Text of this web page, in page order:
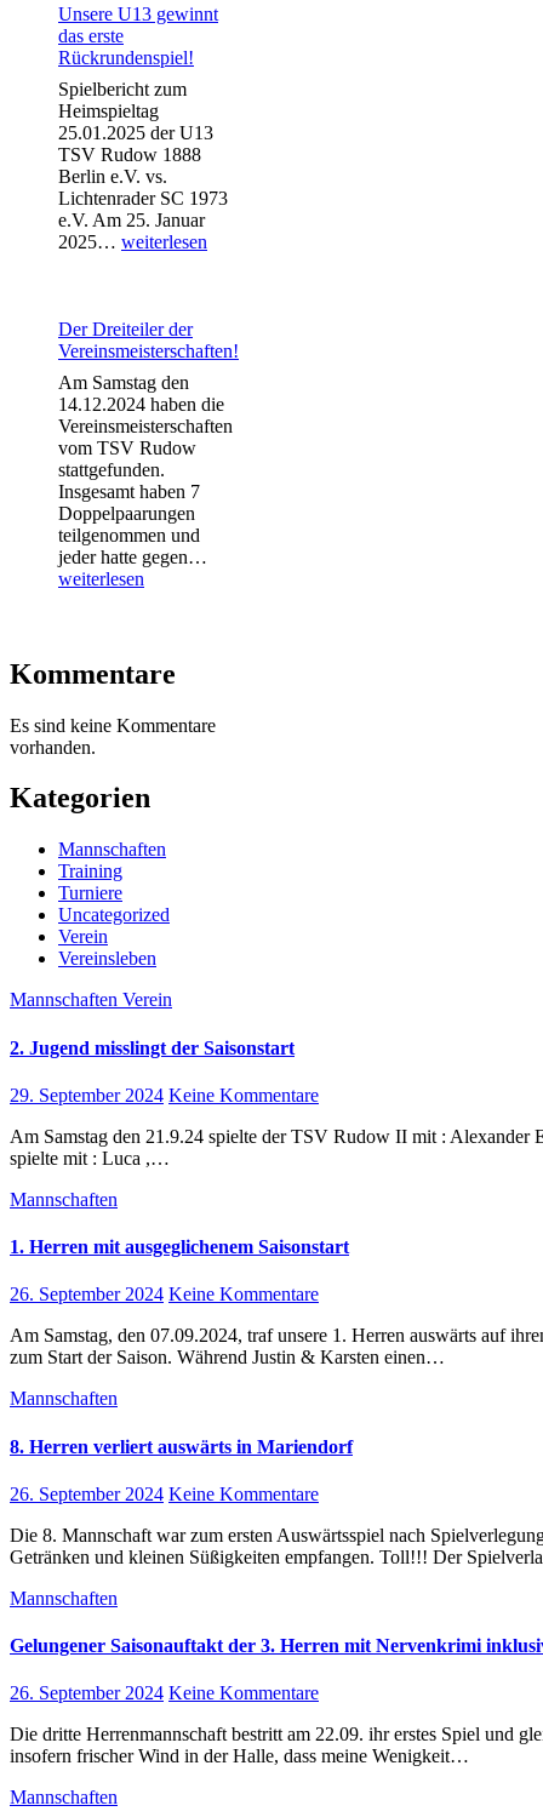
Rückrundenauftakt!
Unsere U13 gewinnt
das erste
Rückrundenspiel!
Spielbericht zum
Heimspieltag
25.01.2025 der U13
TSV Rudow 1888
Berlin e.V. vs.
Lichtenrader SC 1973
e.V. Am 25. Januar
2025… Unsere
erste
Rückrundenspiel!
weiterlesen
Der Dreiteiler der
Vereinsmeisterschaften!
Am Samstag den
14.12.2024 haben die
Vereinsmeisterschaften
vom TSV Rudow
stattgefunden.
Insgesamt haben 7
Doppelpaarungen
teilgenommen und
jeder hatte gegen…
weiterlesen
Kommentare
Es sind keine Kommentare
vorhanden.
Kategorien
Mannschaften
Training
Turniere
Uncategorized
Verein
Vereinsleben
Mannschaften Verein
2. Jugend misslingt der Saisonstart
29. September 2024 Keine Kommentare
Am Samstag den 21.9.24 spielte der TSV Rudow II mit : Alexander Ekert , Matti Kaping , Marc Bendig und Louis Rafea. Der TuS Lichterfelde
spielte mit : Luca ,…
Mannschaften
1. Herren mit ausgeglichenem Saisonstart
26. September 2024 Keine Kommentare
Am Samstag, den 07.09.2024, traf unsere 1. Herren auswärts auf ihren ersten Gegner der Saison – Charlottenburger TSV. Keine einfache Aufgabe
zum Start der Saison. Während Justin & Karsten einen…
Mannschaften
8. Herren verliert auswärts in Mariendorf
26. September 2024 Keine Kommentare
Die 8. Mannschaft war zum ersten Auswärtsspiel nach Spielverlegung beim TTC Mariendorf 3 eingeladen. Wir wurden erfreulicherweise mit
Getränken und kleinen Süßigkeiten empfangen. Toll!!! Der
Mannschaften
Gelungener Saisonauftakt der 3. Herren mit Nervenkrimi
26. September 2024 Keine Kommentare
Die dritte Herrenmannschaft bestritt am 22.09. ihr erstes Spiel und gleichzeitig erstes Heimspiel der Saison gegen den SV Friedrichstadt. Es wehte
insofern frischer Wind in der Halle, dass meine Wenigkeit…
Mannschaften